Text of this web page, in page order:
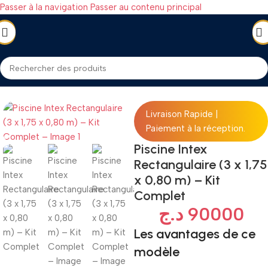
Passer à la navigation Passer au contenu principal
Accueil/PISCINE & PLAGE/Piscines
Livraison Rapide |
Paiement à la réception.
Piscine Intex
Rectangulaire (3 x 1,75
x 0,80 m) – Kit
Complet
90000 د.ج
Les avantages de ce
modèle